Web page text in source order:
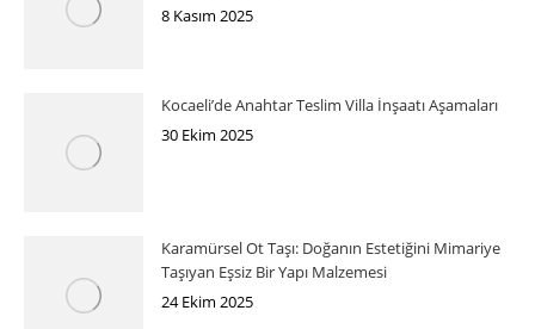
8 Kasım 2025
Kocaeli’de Anahtar Teslim Villa İnşaatı Aşamaları
30 Ekim 2025
Karamürsel Ot Taşı: Doğanın Estetiğini Mimariye
Taşıyan Eşsiz Bir Yapı Malzemesi
24 Ekim 2025